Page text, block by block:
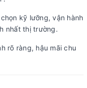
kỹ lưỡng, vận hành
nhất thị trường.
rõ ràng, hậu mãi chu